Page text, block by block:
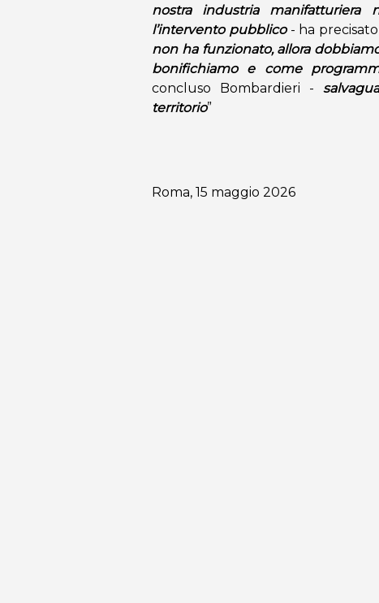
nostra industria manifatturiera
l’intervento pubblico- ha
non ha funzionato, allora
bonifichiamo e come
concluso Bombardieri -
territorio”
Roma, 15 maggio 2026